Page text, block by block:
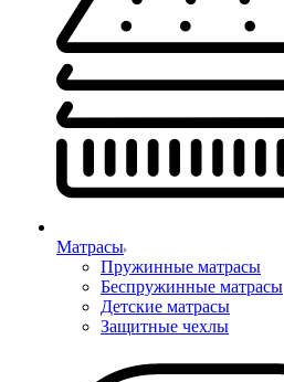
Матрасы
Пружинные матрасы
Беспружинные матрасы
Детские матрасы
Защитные чехлы